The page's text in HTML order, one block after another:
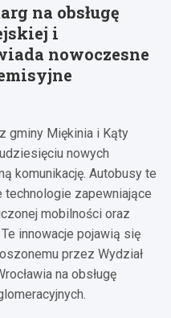
na obsługę
i
nowoczesne
gminy Miękinia i Kąty
nowych
komunikację. Autobusy te
zapewniające
mobilności oraz
innowacje pojawią się
przez Wydział
na obsługę